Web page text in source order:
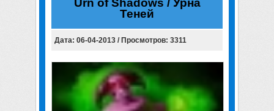
Urn of Shadows / Урна
Теней
Дата: 06-04-2013 / Просмотров: 3311